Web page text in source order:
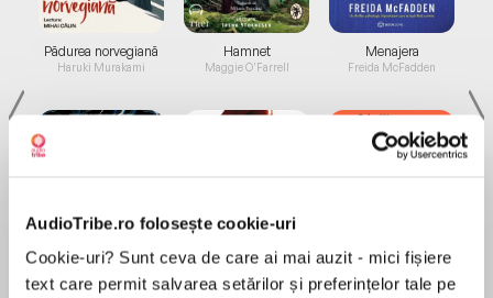
AudioTribe.ro folosește cookie-uri
Cookie-uri? Sunt ceva de care ai mai auzit - mici fișiere
text care permit salvarea setărilor și preferințelor tale pe
Pădurea norvegiană
Haruki Murakami
Elita de Argint (Elita
de...
Hamnet
Maggie O'Farrell
Diavolul se îmbracă de
la...
Menajera
Freida McFadden
Migdală
Sohn Won-pyung